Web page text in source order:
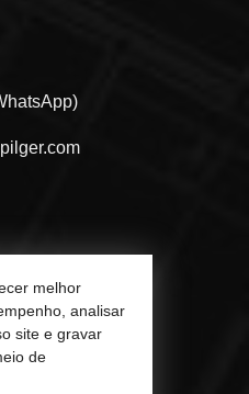
Personalizada
melhor
analisar
site e gravar
de